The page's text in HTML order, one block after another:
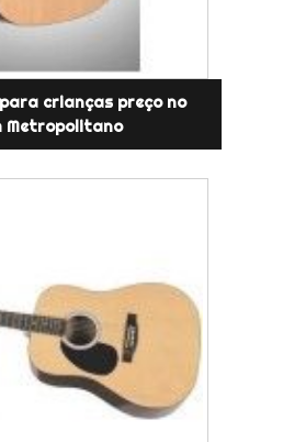
crianças preço no
Metropolitano